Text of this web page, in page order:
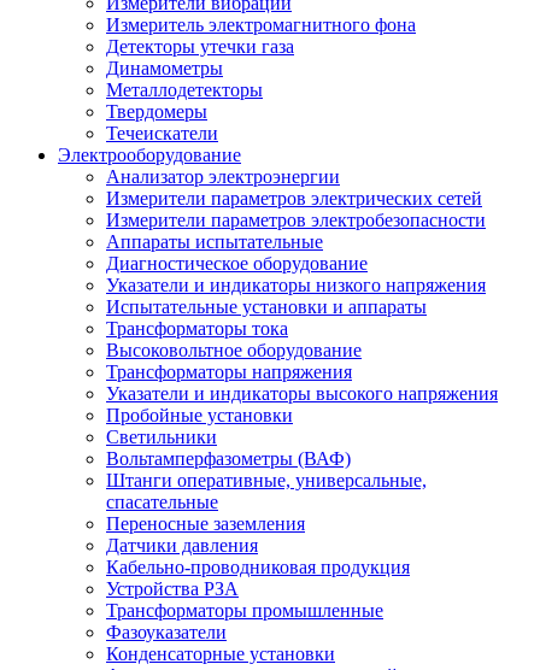
Измеритель электромагнитного фона
Детекторы утечки газа
Динамометры
Металлодетекторы
Твердомеры
Течеискатели
Электрооборудование
Анализатор электроэнергии
Измерители параметров электрических сетей
Измерители параметров электробезопасности
Аппараты испытательные
Диагностическое оборудование
Указатели и индикаторы низкого напряжения
Испытательные установки и аппараты
Трансформаторы тока
Высоковольтное оборудование
Трансформаторы напряжения
Указатели и индикаторы высокого напряжения
Пробойные установки
Светильники
Вольтамперфазометры (ВАФ)
Штанги оперативные, универсальные,
спасательные
Переносные заземления
Датчики давления
Кабельно-проводниковая продукция
Устройства РЗА
Трансформаторы промышленные
Фазоуказатели
Конденсаторные установки